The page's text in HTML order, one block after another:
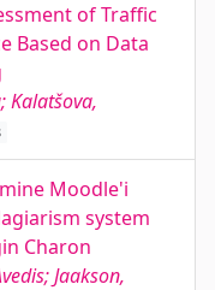
of Traffic
Based on Data
Kalatšova,
Moodle'i
system
Charon
Jaakson,